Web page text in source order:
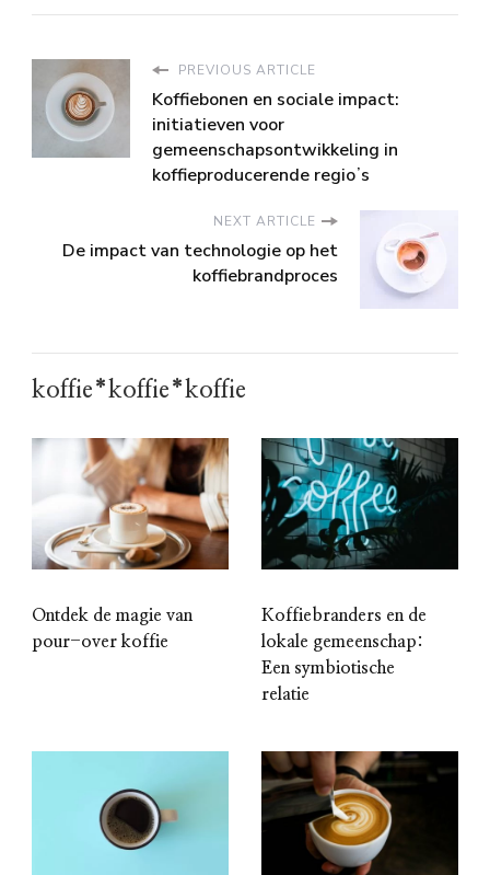
PREVIOUS ARTICLE
Koffiebonen en sociale impact:
initiatieven voor
gemeenschapsontwikkeling in
koffieproducerende regioʼs
NEXT ARTICLE
De impact van technologie op het
koffiebrandproces
koffie*koffie*koffie
Ontdek de magie van
pour-over koffie
Koffiebranders en de
lokale gemeenschap:
Een symbiotische
relatie